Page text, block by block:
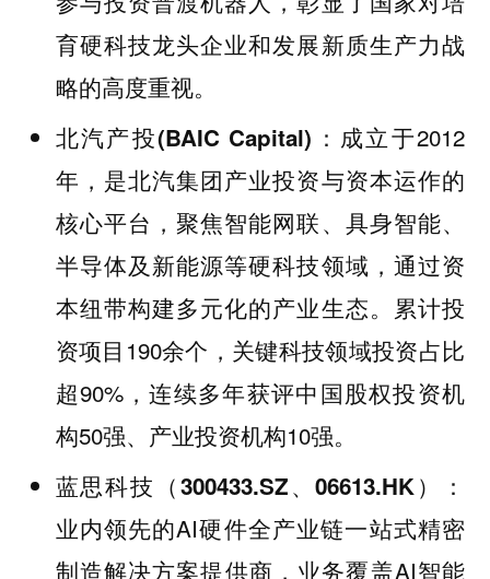
育硬科技龙头企业和发展新质生产力战
略的高度重视。
北汽产投(BAIC Capital) ：成立于2012
年，是北汽集团产业投资与资本运作的
核心平台，聚焦智能网联、具身智能、
半导体及新能源等硬科技领域，通过资
本纽带构建多元化的产业生态。累计投
资项目190余个，关键科技领域投资占比
超90%，连续多年获评中国股权投资机
构50强、产业投资机构10强。
蓝思科技（300433.SZ、06613.HK）：
业内领先的AI硬件全产业链一站式精密
制造解决方案提供商，业务覆盖AI智能